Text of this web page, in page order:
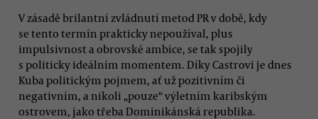
V zásadě brilantní zvládnutí metod PR v době, kdy
se tento termín prakticky nepoužíval, plus
impulsivnost a obrovské ambice, se tak spojily
s politicky ideálním momentem. Díky Castrovi je dnes
Kuba politickým pojmem, ať už pozitivním či
negativním, a nikoli „pouze“ výletním karibským
ostrovem, jako třeba Dominikánská republika.